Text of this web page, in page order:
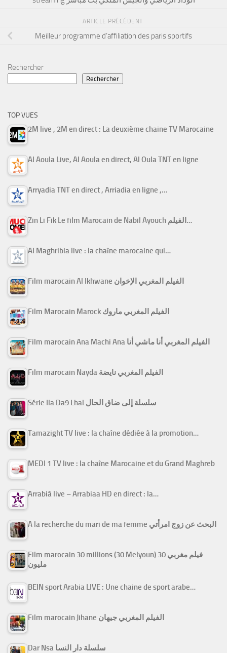
ARTICLE PRÉCÉDENT
Meilleur programme d’affiliation des paris sportifs
Rechercher
Rechercher
TOP VUES
2M live , 2M en direct : La deuxième chaine TV Marocaine
Al Aoula Live, Al Aoula en direct, Al Oula TNT en ligne
Arryadia TNT en direct , Arriadia en ligne ,…
Zin Li Fik Le film Marocain de Nabil Ayouch الفيلم…
Al Maghribia live : la chaîne marocaine qui…
Film marocain Al Ikhwane الفيلم المغربي الإخوان
Film Marocain Marock الفيلم المغربي ماروك
Film marocain Ana Machi Ana الفيلم المغربي أنا ماشي أنا
Film marocain Nayda الفيلم المغربي نايضة
Série Ila Da9 Lhal سلسلة إلى ضاق الحال
Tamazight TV live : la chaîne dédiée à la promotion…
MEDI 1 TV live : la chaîne Marocaine et du Grand Maghreb
Arrabiâ live – Arrabiaa HD en direct : la…
A la recherche du mari de ma femme البحث عن زوج امرأتي
Film marocain 30 millions (30 Melyoun) فيلم مغربي 30
مليون
BEIN sport Arabia LIVE : Une chaine de sport arabe…
Film marocain Jihane الفيلم المغربي جيهان
Dar Nsa سلسلة دار النسا